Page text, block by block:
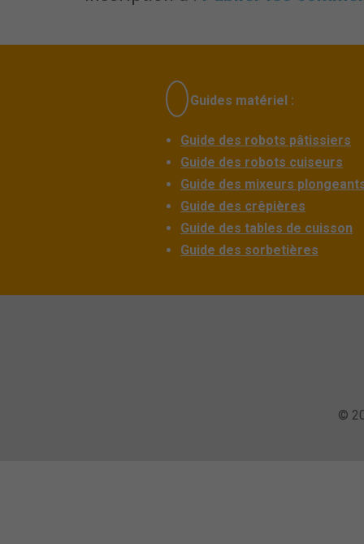
Guides matériel :
Guide des robots pâtissiers
Guide des robots cuiseurs
Guide des mixeurs
Guide des crêpières
Guide des tables de cuisson
Guide des sorbetières
©